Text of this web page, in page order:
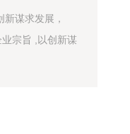
谋求发展，
业宗旨 ,以创新谋